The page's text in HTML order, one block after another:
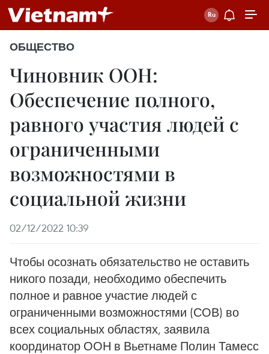
ОБЩЕСТВО
Чиновник ООН:
Обеспечение полного,
равного участия людей с
ограниченными
возможностями в
социальной жизни
02/12/2022 10:39
Чтобы осознать обязательство не оставить
никого позади, необходимо обеспечить
полное и равное участие людей с
ограниченными возможностями (СОВ) во
всех социальных областях, заявила
координатор ООН в Вьетнаме Полин Тамесс